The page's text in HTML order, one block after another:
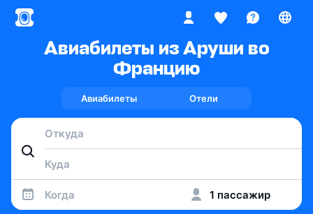
Авиабилеты из Аруши во
Францию
Авиабилеты Отели
Когда 1 пассажир